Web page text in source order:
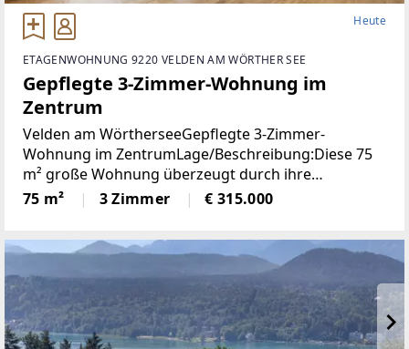
Heute
ETAGENWOHNUNG 9220 VELDEN AM WÖRTHER SEE
Gepflegte 3-Zimmer-Wohnung im
Zentrum
Velden am WörtherseeGepflegte 3-Zimmer-
Wohnung im ZentrumLage/Beschreibung:Diese 75
m² große Wohnung überzeugt durch ihre
durchdachte Raumaufteilung und ihre
ausgezeichnete Lage im Zentrum von Velden. Zwei
75 m² 3 Zimmer € 315.000